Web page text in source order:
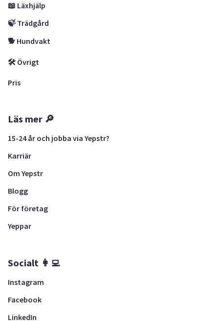
📖 Läxhjälp
🍃 Trädgård
🐕 Hundvakt
🛠 Övrigt
Pris
Läs mer 🔎
15-24 år och jobba via Yepstr?
Karriär
Om Yepstr
Blogg
För företag
Yeppar
Socialt 👩‍💻
Instagram
Facebook
LinkedIn